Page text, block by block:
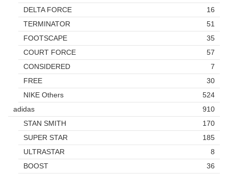
DELTA FORCE
16
TERMINATOR
51
FOOTSCAPE
35
COURT FORCE
57
CONSIDERED
7
FREE
30
NIKE Others
524
adidas
910
STAN SMITH
170
SUPER STAR
185
ULTRASTAR
8
BOOST
36